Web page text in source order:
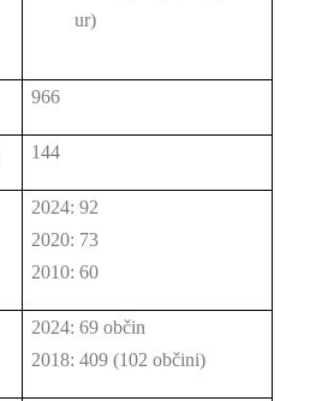
ur)
966
144
2024: 92
2020: 73
2010: 60
2024: 69 občin
2018: 409 (102 občini)